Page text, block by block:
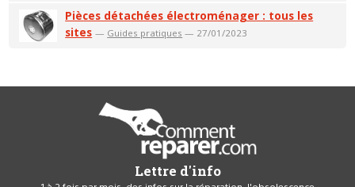
Pièces détachées électroménager : tous les
sites — Guides pratiques — 27/01/2023
Lettre d'info